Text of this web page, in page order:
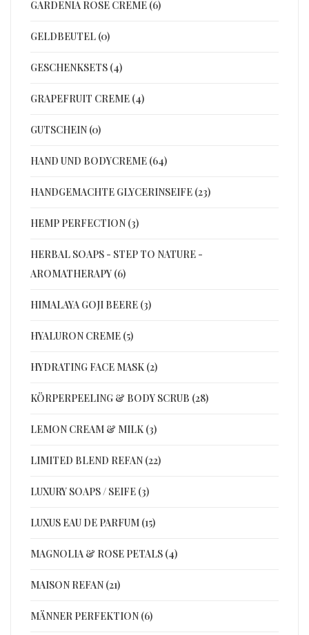
GARDENIA ROSE CREME (6)
GELDBEUTEL (0)
GESCHENKSETS (4)
GRAPEFRUIT CREME (4)
GUTSCHEIN (0)
HAND UND BODYCREME (64)
HANDGEMACHTE GLYCERINSEIFE (23)
HEMP PERFECTION (3)
HERBAL SOAPS - STEP TO NATURE -
AROMATHERAPY (6)
HIMALAYA GOJI BEERE (3)
HYALURON CREME (5)
HYDRATING FACE MASK (2)
KÖRPERPEELING & BODY SCRUB (28)
LEMON CREAM & MILK (3)
LIMITED BLEND REFAN (22)
LUXURY SOAPS / SEIFE (3)
LUXUS EAU DE PARFUM (15)
MAGNOLIA & ROSE PETALS (4)
MAISON REFAN (21)
MÄNNER PERFEKTION (6)